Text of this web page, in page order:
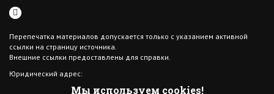
Перепечатка материалов допускается только с указанием активной
ссылки на страницу источника.
Внешние ссылки предоставлены для справки.
Юридический адрес:
Мы используем cookies!